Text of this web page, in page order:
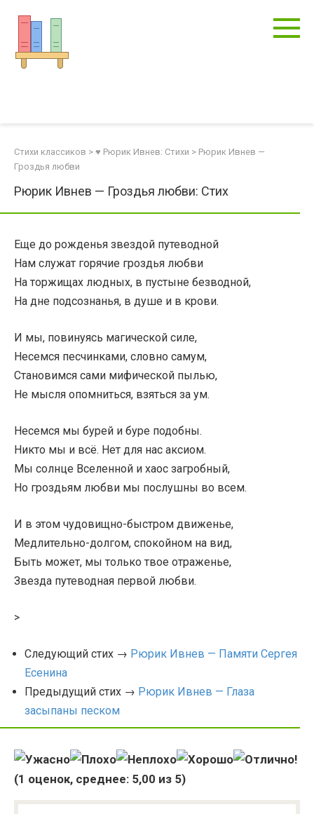
контенту
Стихи классиков > ♥ Рюрик Ивнев: Стихи > Рюрик Ивнев —
Гроздья любви
Рюрик Ивнев — Гроздья любви: Стих
Еще до рожденья звездой путеводной
Нам служат горячие гроздья любви
На торжищах людных, в пустыне безводной,
На дне подсознанья, в душе и в крови.
И мы, повинуясь магической силе,
Несемся песчинками, словно самум,
Становимся сами мифической пылью,
Не мысля опомниться, взяться за ум.
Несемся мы бурей и буре подобны.
Никто мы и всё. Нет для нас аксиом.
Мы солнце Вселенной и хаос загробный,
Но гроздьям любви мы послушны во всем.
И в этом чудовищно-быстром движенье,
Медлительно-долгом, спокойном на вид,
Быть может, мы только твое отраженье,
Звезда путеводная первой любви.
>
Следующий стих → Рюрик Ивнев — Памяти Сергея
Есенина
Предыдущий стих → Рюрик Ивнев — Глаза
засыпаны песком
(1 оценок, среднее: 5,00 из 5)